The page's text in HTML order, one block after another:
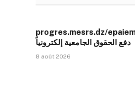
progres.mesrs.dz/
دفع الحقوق الجامعية إلكترونياً
8 août 2026